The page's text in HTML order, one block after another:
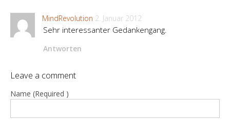
MindRevolution 2. Januar 2012
Sehr interessanter Gedankengang.
Antworten
Leave a comment
Name (Required )